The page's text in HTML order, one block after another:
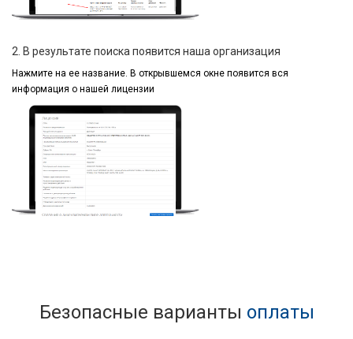
2. В результате поиска появится наша организация
Нажмите на ее название. В открывшемся окне появится вся
информация о нашей лицензии
Безопасные варианты оплаты